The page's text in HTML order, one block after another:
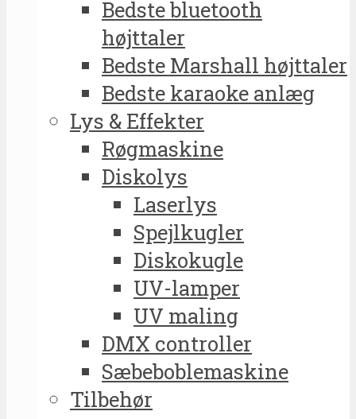
Bedste bluetooth
højttaler
Bedste Marshall højttaler
Bedste karaoke anlæg
Lys & Effekter
Røgmaskine
Diskolys
Laserlys
Spejlkugler
Diskokugle
UV-lamper
UV maling
DMX controller
Sæbeboblemaskine
Tilbehør